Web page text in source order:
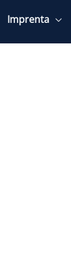
Imprenta